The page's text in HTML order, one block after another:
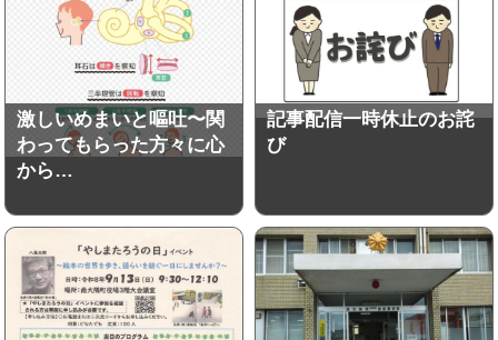
激しいめまいと嘔吐〜関
わってもらった方々に心
から…
記事配信一時休止のお詫
び